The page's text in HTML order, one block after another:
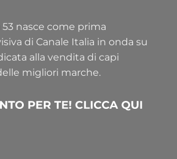
53 nasce come prima
di Canale Italia in onda su
alla vendita di capi
migliori marche.